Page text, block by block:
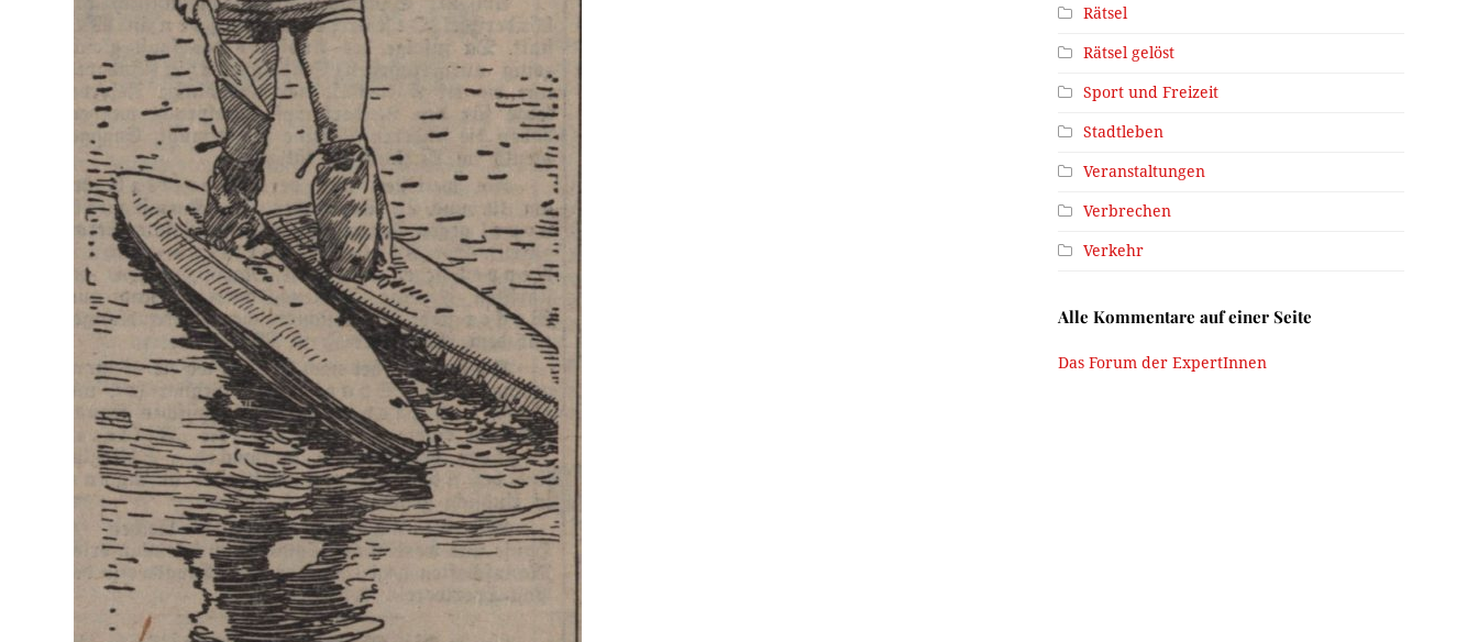
Rätsel
Rätsel gelöst
Sport und Freizeit
Stadtleben
Veranstaltungen
Verbrechen
Verkehr
Alle Kommentare auf einer Seite
Das Forum der ExpertInnen